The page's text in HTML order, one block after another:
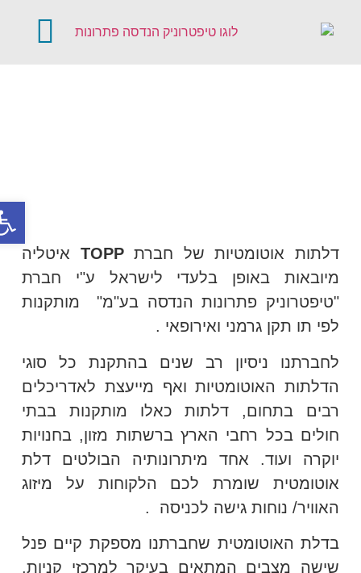
דלתות אוטומטיות של חברת TOPPאיטליה
מיובאות באופן בלעדי לישראל ע"י חברת
"טיפטרוניק פתרונות הנדסה בע"מ" מותקנות
לפי תו תקן גרמני ואירופאי .
לחברתנו ניסיון רב שנים בהתקנת כל סוגי
הדלתות האוטומטיות ואף מייעצת לאדריכלים
רבים בתחום, דלתות כאלו מותקנות בבתי
חולים בכל רחבי הארץ ברשתות מזון, בחנויות
יוקרה ועוד. אחד מיתרונותיה הבולטים דלת
אוטומטית שומרת לכם הלקוחות על מיזוג
האוויר/ נוחות גישה לכניסה .
בדלת האוטומטית שחברתנו מספקת קיים פנל
שישה מצבים המתאים בעיקר למרכזי קניות,
פתח